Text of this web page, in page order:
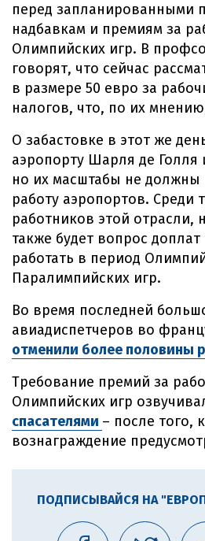
перед запланированными
надбавкам и премиям за
Олимпийских игр. В
говорят, что сейчас
в размере 50 евро за
налогов, что, по их
О забастовке в этот же
аэропорту Шарля де Голля
но их масштабы не должны
работу аэропортов. Среди
работников этой отрасли,
также будет вопрос доплат
работать в период
Паралимпийских игр.
Во время последней
авиадиспетчеров во
отменили более половины
Требование премий за
Олимпийских игр
спасателями – после того,
вознаграждение
ПОДПИСЫВАЙСЯ НА